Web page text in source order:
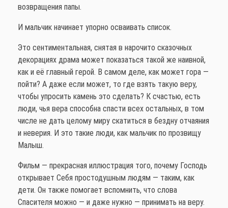
возвращения папы.
И мальчик начинает упорно осваивать список.
Это сентиментальная, снятая в нарочито сказочных
декорациях драма может показаться такой же наивной,
как и её главный герой. В самом деле, как может гора —
пойти? А даже если может, то где взять такую веру,
чтобы упросить камень это сделать? К счастью, есть
люди, чья вера способна спасти всех остальных, в том
числе не дать целому миру скатиться в бездну отчаяния
и неверия. И это такие люди, как мальчик по прозвищу
Малыш.
Фильм — прекрасная иллюстрация того, почему Господь
открывает Себя простодушным людям — таким, как
дети. Он также помогает вспомнить, что слова
Спасителя можно — и даже нужно — принимать на веру.